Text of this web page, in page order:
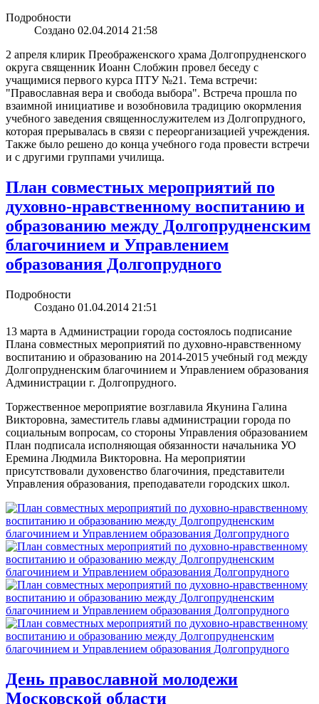
Подробности
Создано 02.04.2014 21:58
2 апреля клирик Преображенского храма Долгопрудненского
округа священник Иоанн Слобжин провел беседу с
учащимися первого курса ПТУ №21. Тема встречи:
"Православная вера и свобода выбора". Встреча прошла по
взаимной инициативе и возобновила традицию окормления
учебного заведения священнослужителем из Долгопрудного,
которая прерывалась в связи с переорганизацией учреждения.
Также было решено до конца учебного года провести встречи
и с другими группами училища.
План совместных мероприятий по
духовно-нравственному воспитанию и
образованию между Долгопрудненским
благочинием и Управлением
образования Долгопрудного
Подробности
Создано 01.04.2014 21:51
13 марта в Администрации города состоялось подписание
Плана совместных мероприятий по духовно-нравственному
воспитанию и образованию на 2014-2015 учебный год между
Долгопрудненским благочинием и Управлением образования
Администрации г. Долгопрудного.
Торжественное мероприятие возглавила Якунина Галина
Викторовна, заместитель главы администрации города по
социальным вопросам, со стороны Управления образованием
План подписала исполняющая обязанности начальника УО
Еремина Людмила Викторовна. На мероприятии
присутствовали духовенство благочиния, представители
Управления образования, преподаватели городских школ.
День православной молодежи
Московской области